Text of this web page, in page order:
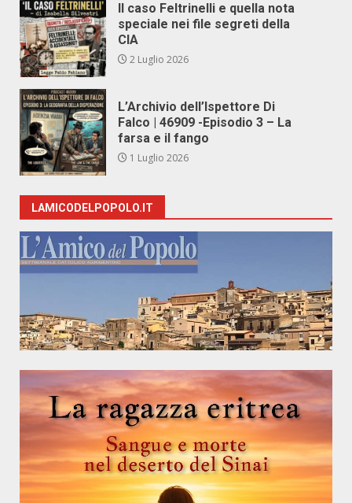
Il caso Feltrinelli e quella nota
speciale nei file segreti della
CIA
2 Luglio 2026
L’Archivio dell’Ispettore Di
Falco | 46909 -Episodio 3 – La
farsa e il fango
1 Luglio 2026
LAMICODELPOPOLO.IT